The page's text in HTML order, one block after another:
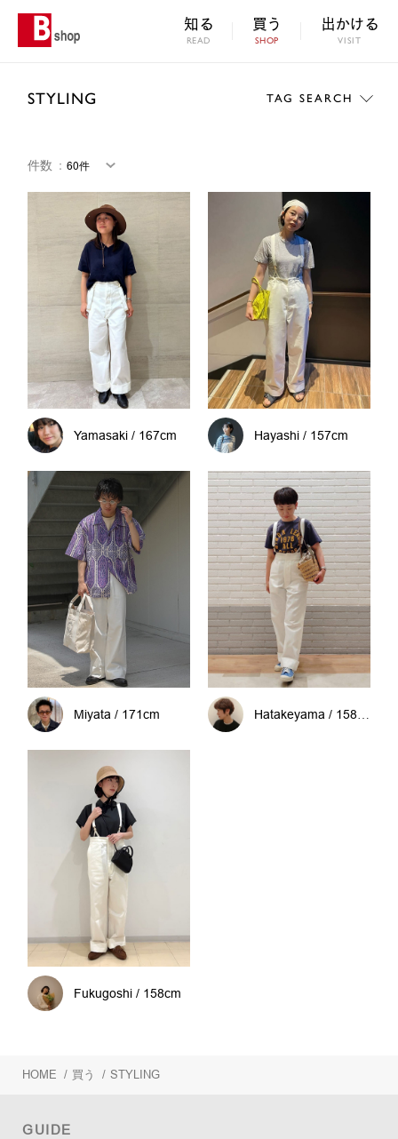
知る
READ
買う
SHOP
出かける
VISIT
STYLING TAG SEARCH
件数 ：
Yamasaki / 167cm Hayashi / 157cm
Miyata / 171cm Hatakeyama / 158cm
Fukugoshi / 158cm
HOME / 買う / STYLING
GUIDE